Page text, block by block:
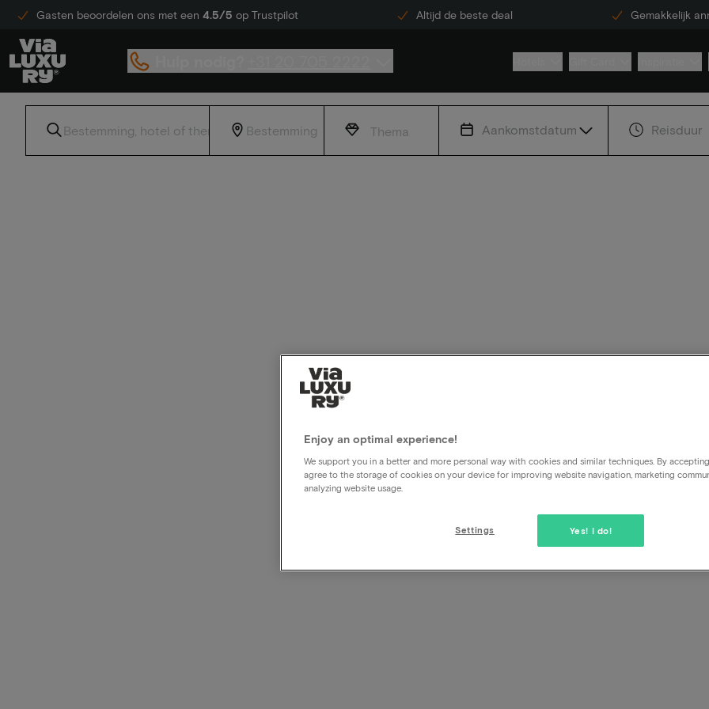
Gasten beoordelen ons met een 4.5/5 op Trustpilot Altijd de beste deal Gemakkelijk
Thema Aankomstdatum Reisduur
Top 25
hotels
Enjoy an optimal experience!
We support you in a better and more personal way with cookies and similar techniques. By
agree to the storage of cookies on your device for improving website navigation, marketing
analyzing website usage.
Yes! I do!
Settings